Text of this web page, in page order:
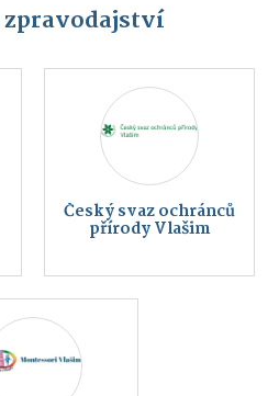
Český svaz ochránců
přírody Vlašim